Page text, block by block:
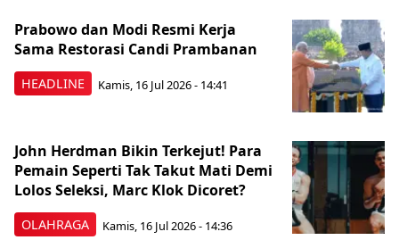
HEADLINE
Prabowo dan Modi Resmi Kerja
Sama Restorasi Candi Prambanan
Kamis, 16 Jul 2026 - 14:41
OLAHRAGA
John Herdman Bikin Terkejut! Para
Pemain Seperti Tak Takut Mati Demi
Lolos Seleksi, Marc Klok Dicoret?
Kamis, 16 Jul 2026 - 14:36